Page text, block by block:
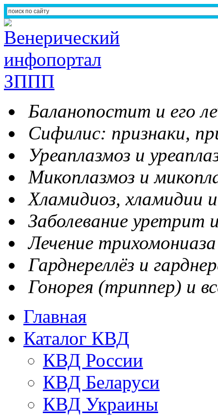
Баланопостит и его
Сифилис: признаки,
Уреаплазмоз и
Микоплазмоз и
Хламидиоз, хламидии
Заболевание уретрит
Лечение
Гарднереллёз и
Гонорея (триппер) и
Главная
Каталог КВД
КВД России
КВД Беларуси
КВД Украины